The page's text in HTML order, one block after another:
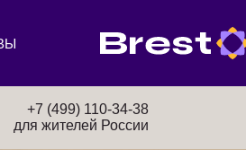
+7 (499) 110-34-38
для жителей России